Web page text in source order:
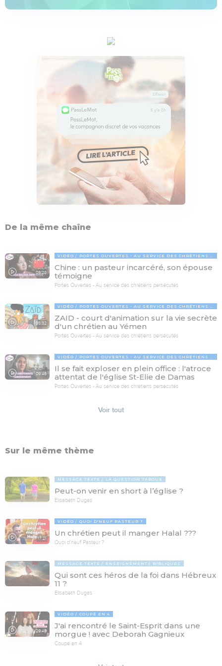
De la même chaîne
05:28
VIDÉO PORTES OUVERTES - AU SERVICE DES CHRÉTIENS PERSÉCUTÉS
Chine : un pasteur incarcéré, son épouse
témoigne
Portes Ouvertes - Au service des chrétiens persécutés
05:32
VIDÉO PORTES OUVERTES - AU SERVICE DES CHRÉTIENS PERSÉCUTÉS
ZAID - court d'animation sur la vie secrète
d'un chrétien au Yémen
Portes Ouvertes - Au service des chrétiens persécutés
09:46
VIDÉO PORTES OUVERTES - AU SERVICE DES CHRÉTIENS PERSÉCUTÉS
Il se fait exploser en plein office : l'atroce
attentat de l'église St-Elie de Damas
Portes Ouvertes - Au service des chrétiens persécutés
Voir tout
Sur le même thème
MESSAGE TEXTE LA QUESTION TABOUE
Peut-on venir en short à l’église ?
Elisabeth Dugas
17:21
VIDÉO QUOI D'NEUF PASTEUR ?
Un chrétien peut il manger Halal ???
Quoi d'neuf Pasteur ?
MESSAGE TEXTE ENSEIGNEMENTS BIBLIQUES
Qui sont ces héros de la foi dans Hébreux
11 ?
Elisabeth Dugas
29:46
VIDÉO COUPÉ EN 4
J'ai rencontré le Saint-Esprit dans une
morgue ! avec Deborah Gagnieux
Coupé en 4